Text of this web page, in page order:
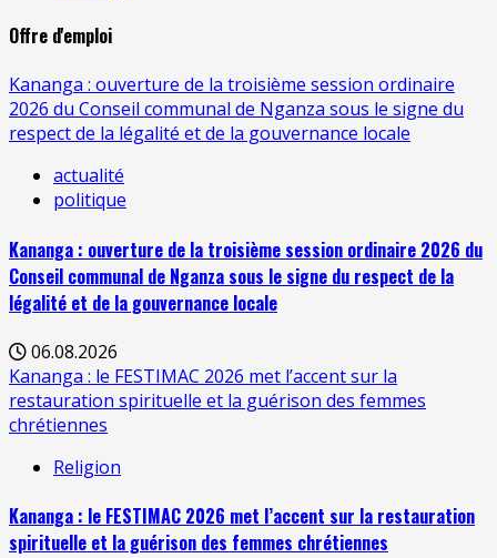
Offre d'emploi
Kananga : ouverture de la troisième session ordinaire
2026 du Conseil communal de Nganza sous le signe du
respect de la légalité et de la gouvernance locale
actualité
politique
Kananga : ouverture de la troisième session ordinaire 2026 du
Conseil communal de Nganza sous le signe du respect de la
légalité et de la gouvernance locale
06.08.2026
Kananga : le FESTIMAC 2026 met l’accent sur la
restauration spirituelle et la guérison des femmes
chrétiennes
Religion
Kananga : le FESTIMAC 2026 met l’accent sur la restauration
spirituelle et la guérison des femmes chrétiennes